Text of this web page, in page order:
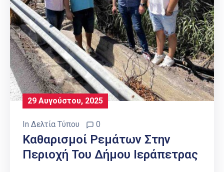
29 Αυγούστου, 2025
In Δελτία Τύπου 0
Καθαρισμοί Ρεμάτων Στην
Περιοχή Του Δήμου Ιεράπετρας